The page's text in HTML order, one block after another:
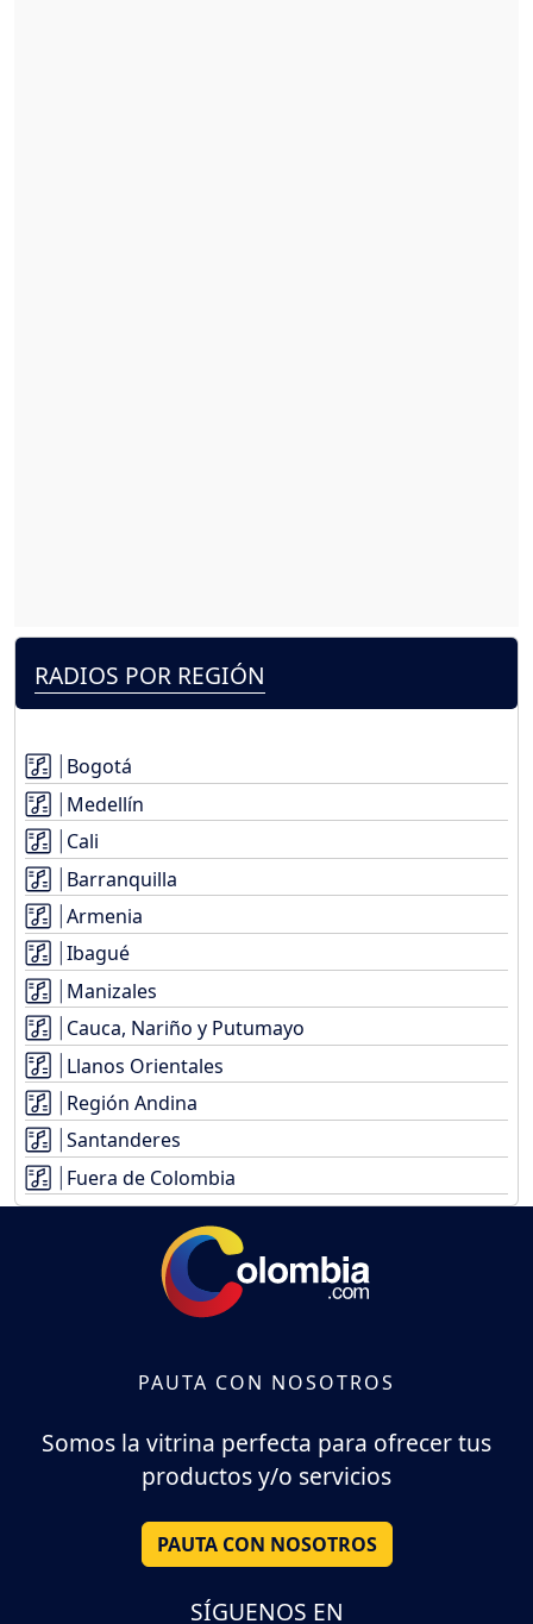
RADIOS POR REGIÓN
Bogotá
Medellín
Cali
Barranquilla
Armenia
Ibagué
Manizales
Cauca, Nariño y Putumayo
Llanos Orientales
Región Andina
Santanderes
Fuera de Colombia
PAUTA CON NOSOTROS
Somos la vitrina perfecta para ofrecer tus
productos y/o servicios
PAUTA CON NOSOTROS
SÍGUENOS EN